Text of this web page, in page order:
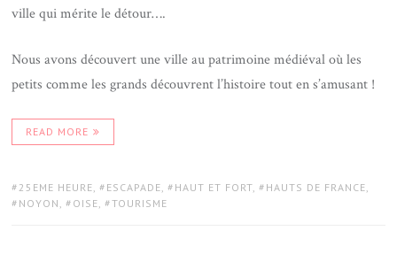
ville qui mérite le détour….
Nous avons découvert une ville au patrimoine médiéval où les
petits comme les grands découvrent l’histoire tout en s’amusant !
READ MORE
TAGS:
25EME HEURE, ESCAPADE, HAUT ET FORT, HAUTS DE FRANCE,
NOYON , OISE, TOURISME